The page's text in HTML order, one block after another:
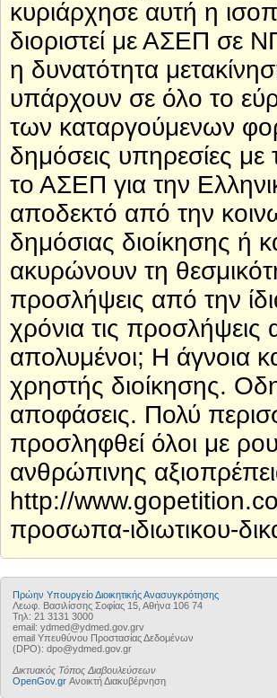
κυριάρχησε αυτή η
διοριστεί με ΑΣΕΠ σε
η δυνατότητα
υπάρχουν σε όλο το
των καταργούμενων
δημόσεις υπηρεσίες με
το ΑΣΕΠ για την
αποδεκτό από την
δημόσιας διοίκησης ή
ακυρώνουν τη
προσλήψεις από την
χρόνια τις
απολυμένοι; Η άγνοια
χρηστής διοίκησης.
αποφάσεις. Πολύ
προσληφθεί όλοι με
ανθρώπινης
http://
προσωπα-ιδιωτικου-
Πρώην Υπουργείο Διοικητικής Ανασυγκρότησης
Λεωφ. Βασιλίσσης Σοφίας 15, Αθήνα 106 74
Τηλ: 21 3131 3000
email: ydmed@ydmed.gov.grv
email Υπευθύνου Προστασίας Δεδομένων
(DPO): dpo@ydmed.gov.gr
Δικτυακός Τόπος Διαβουλεύσεων
OpenGov.gr Ανοικτή Διακυβέρνηση